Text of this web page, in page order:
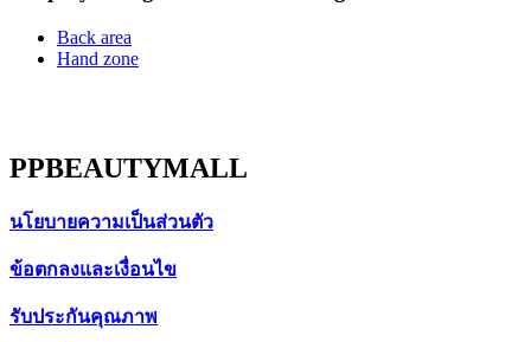
Back area
Hand zone
PPBEAUTYMALL
นโยบายความเป็นส่วนตัว
ข้อตกลงและเงื่อนไข
รับประกันคุณภาพ